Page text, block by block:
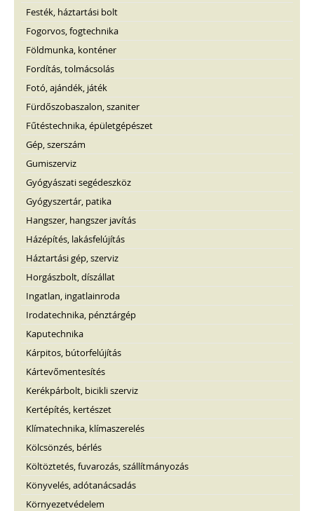
Festék, háztartási bolt
Fogorvos, fogtechnika
Földmunka, konténer
Fordítás, tolmácsolás
Fotó, ajándék, játék
Fürdőszobaszalon, szaniter
Fűtéstechnika, épületgépészet
Gép, szerszám
Gumiszerviz
Gyógyászati segédeszköz
Gyógyszertár, patika
Hangszer, hangszer javítás
Házépítés, lakásfelújítás
Háztartási gép, szerviz
Horgászbolt, díszállat
Ingatlan, ingatlainroda
Irodatechnika, pénztárgép
Kaputechnika
Kárpitos, bútorfelújítás
Kártevőmentesítés
Kerékpárbolt, bicikli szerviz
Kertépítés, kertészet
Klímatechnika, klímaszerelés
Kölcsönzés, bérlés
Költöztetés, fuvarozás, szállítmányozás
Könyvelés, adótanácsadás
Környezetvédelem